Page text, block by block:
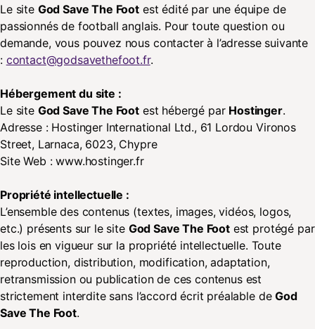
Le site God Save The Foot est édité par une équipe de
passionnés de football anglais. Pour toute question ou
demande, vous pouvez nous contacter à l’adresse suivante
: contact@godsavethefoot.fr.
Hébergement du site :
Le site God Save The Foot est hébergé par Hostinger.
Adresse : Hostinger International Ltd., 61 Lordou Vironos
Street, Larnaca, 6023, Chypre
Site Web : www.hostinger.fr
Propriété intellectuelle :
L’ensemble des contenus (textes, images, vidéos, logos,
etc.) présents sur le site God Save The Footest protégé par
les lois en vigueur sur la propriété intellectuelle. Toute
reproduction, distribution, modification, adaptation,
retransmission ou publication de ces contenus est
strictement interdite sans l’accord écrit préalable deGod
Save The Foot.